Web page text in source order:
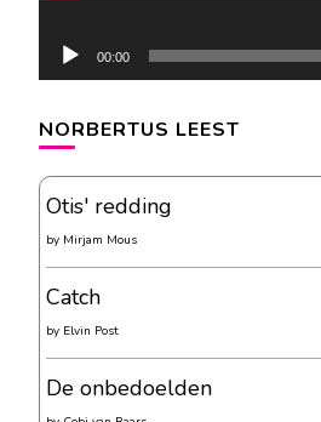
00:00
NORBERTUS LEEST
Otis' redding
by Mirjam Mous
Catch
by Elvin Post
De onbedoelden